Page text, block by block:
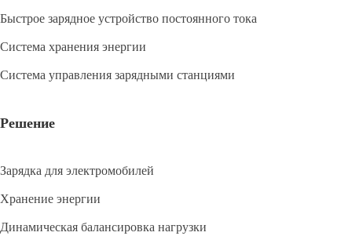
Быстрое зарядное устройство постоянного тока
Система хранения энергии
Система управления зарядными станциями
Решение
Зарядка для электромобилей
Хранение энергии
Динамическая балансировка нагрузки